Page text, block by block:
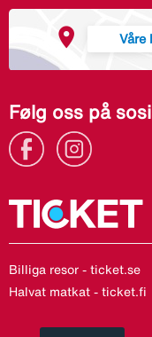
Våre
Følg oss på
Billiga resor - ticket.se
Halvat matkat - ticket.fi